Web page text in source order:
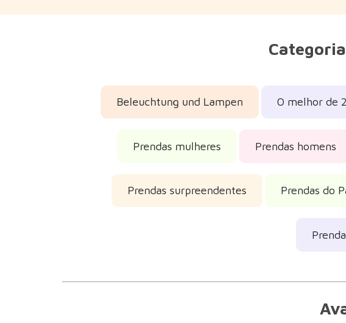
Beleuchtung und Lampen O melhor de
Prendas mulheres Prendas homens
Prendas surpreendentes Prendas do